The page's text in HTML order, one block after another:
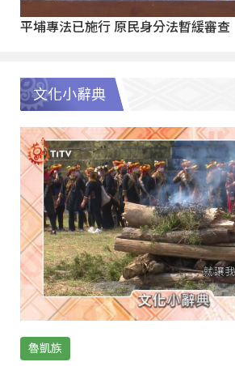
平埔專法已施行 原民身分法暫緩審查
文化小辭典
魯凱族